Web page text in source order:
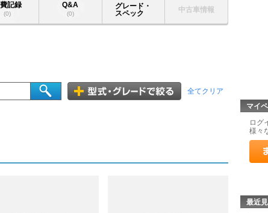
記録
(0)
Q&A
(0)
グレード・
スペック
中古車情報
全てクリア
マイ
ログ
様々
最近